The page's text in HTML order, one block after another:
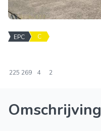
EPC C
225 269 4 2
Omschrijving